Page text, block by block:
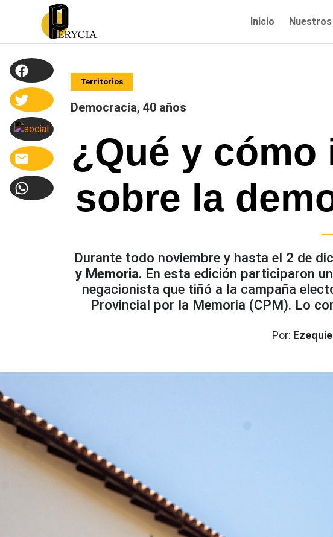
Inicio
Territorios
Democracia, 40 años
¿Qué y
sobre la
Durante todo noviembre y hasta el 2 de
y Memoria. En esta edición participaron
negacionista que tiñó a la campaña
Provincial por la Memoria (CPM). Lo
Por: